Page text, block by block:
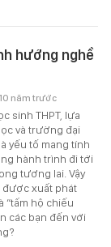
hướng nghề
sinh THPT, lựa
và trường đại
yếu tố mang tính
hành trình đi tới
tương lai. Vậy
được xuất phát
“tấm hộ chiếu
các bạn đến với
năm trước